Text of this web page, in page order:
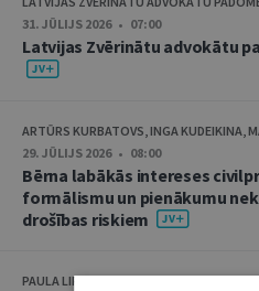
31. JŪLIJS 2026 • 07:00
Latvijas Zvērinātu advokātu
ARTŪRS KURBATOVS, INGA KUDEIKINA,
29. JŪLIJS 2026 • 08:00
Bērna labākās intereses
formālismu un pienākumu
drošības riskiem
PAULA LIPE